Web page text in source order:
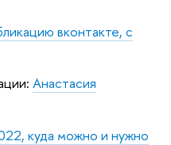
вконтакте, с
Анастасия
куда можно и нужно